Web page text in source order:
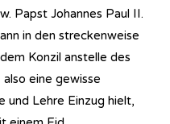
Papst Johannes Paul II.
in den streckenweise
Konzil anstelle des
eine gewisse
und Lehre Einzug hielt,